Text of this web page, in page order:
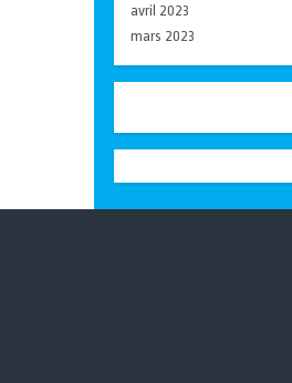
avril 2023
mars 2023